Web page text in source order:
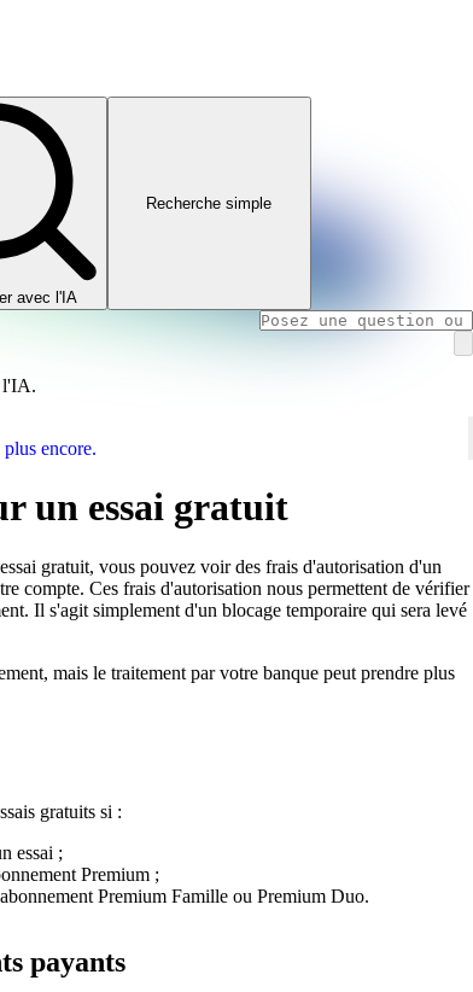
avec l'IA
Recherche simple
l'IA.
encore.
un essai gratuit
gratuit, vous pouvez voir des frais d'autorisation d'un
compte. Ces frais d'autorisation nous permettent de vérifier
Il s'agit simplement d'un blocage temporaire qui sera levé
mais le traitement par votre banque peut prendre plus
gratuits si :
essai ;
Premium ;
Premium Famille ou Premium Duo.
payants